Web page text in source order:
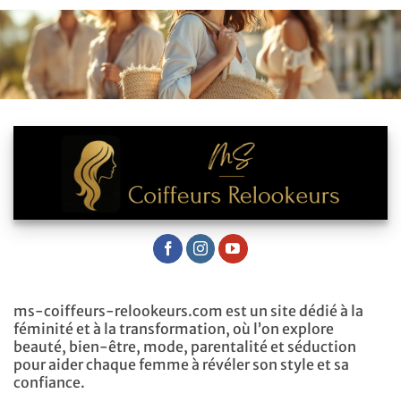
ms-coiffeurs-relookeurs.com est un site dédié à la
féminité et à la transformation, où l’on explore
beauté, bien-être, mode, parentalité et séduction
pour aider chaque femme à révéler son style et sa
confiance.